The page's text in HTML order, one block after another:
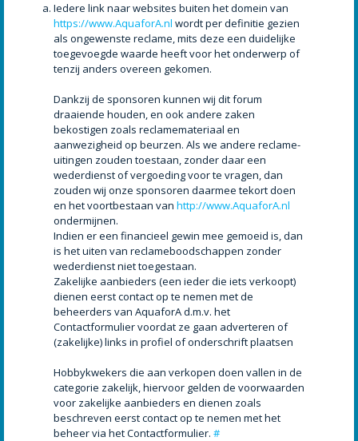
Iedere link naar websites buiten het domein van
https://www.AquaforA.nl wordt per definitie gezien
als ongewenste reclame, mits deze een duidelijke
toegevoegde waarde heeft voor het onderwerp of
tenzij anders overeen gekomen.
Dankzij de sponsoren kunnen wij dit forum
draaiende houden, en ook andere zaken
bekostigen zoals reclamemateriaal en
aanwezigheid op beurzen. Als we andere reclame-
uitingen zouden toestaan, zonder daar een
wederdienst of vergoeding voor te vragen, dan
zouden wij onze sponsoren daarmee tekort doen
en het voortbestaan van http://www.AquaforA.nl
ondermijnen.
Indien er een financieel gewin mee gemoeid is, dan
is het uiten van reclameboodschappen zonder
wederdienst niet toegestaan.
Zakelijke aanbieders (een ieder die iets verkoopt)
dienen eerst contact op te nemen met de
beheerders van AquaforA d.m.v. het
Contactformulier voordat ze gaan adverteren of
(zakelijke) links in profiel of onderschrift plaatsen
Hobbykwekers die aan verkopen doen vallen in de
categorie zakelijk, hiervoor gelden de voorwaarden
voor zakelijke aanbieders en dienen zoals
beschreven eerst contact op te nemen met het
beheer via het Contactformulier. #